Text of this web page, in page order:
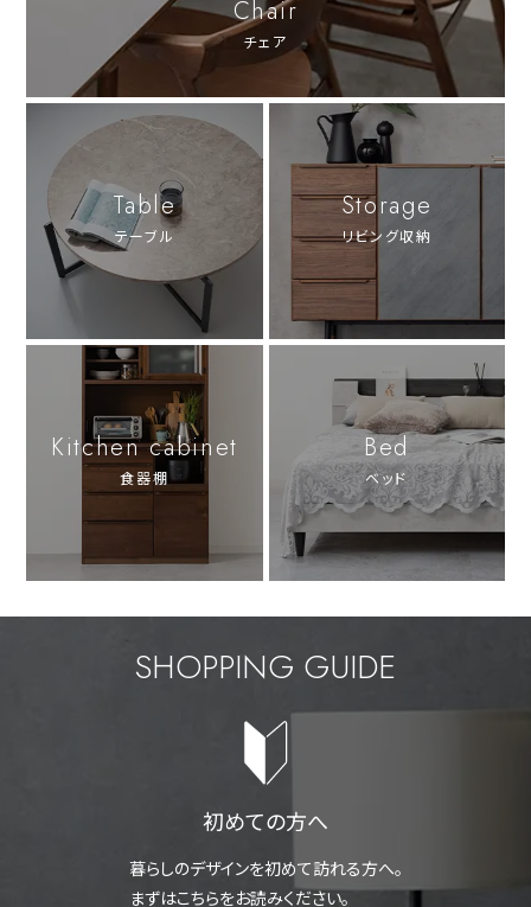
Chair
チェア
Table
テーブル
Storage
リビング収納
Kitchen cabinet
食器棚
Bed
ベッド
SHOPPING GUIDE
初めての方へ
暮らしのデザインを初めて訪れる方へ。
まずはこちらをお読みください。